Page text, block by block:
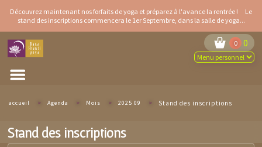
contenu
principal
Découvrez maintenant nos forfaits de yoga et préparez à l'avance la rentrée ! Le
stand des inscriptionscommencera le 1er Septembre, dans la salle de yoga...
0 0
accueil > Agenda > Mois > 2025 09 > Stand des inscriptions
Stand des inscriptions